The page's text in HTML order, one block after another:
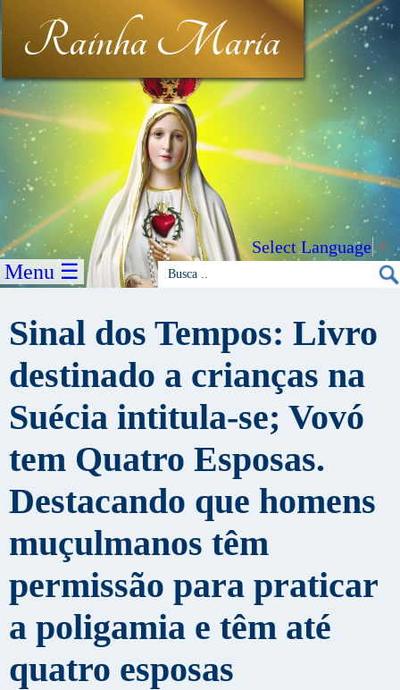
Rainha Maria
Select Language▼
Menu ☰
Sinal dos Tempos: Livro
destinado a crianças na
Suécia intitula-se; Vovó
tem Quatro Esposas.
Destacando que homens
muçulmanos têm
permissão para praticar
a poligamia e têm até
quatro esposas